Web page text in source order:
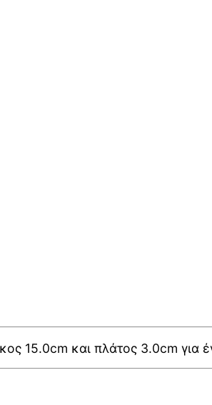
15.0cm και πλάτος 3.0cm για